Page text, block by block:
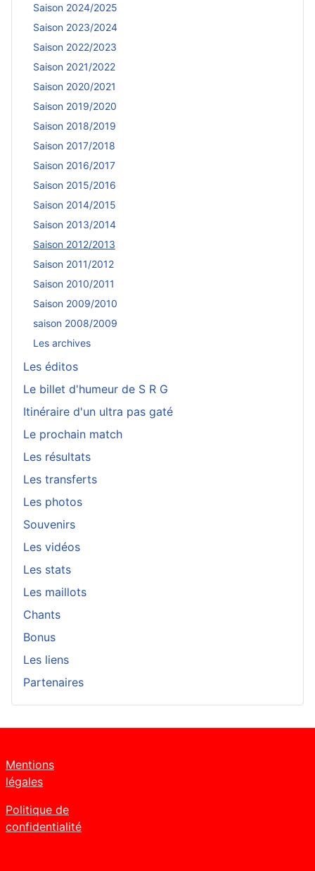
Saison 2024/2025
Saison 2023/2024
Saison 2022/2023
Saison 2021/2022
Saison 2020/2021
Saison 2019/2020
Saison 2018/2019
Saison 2017/2018
Saison 2016/2017
Saison 2015/2016
Saison 2014/2015
Saison 2013/2014
Saison 2012/2013
Saison 2011/2012
Saison 2010/2011
Saison 2009/2010
saison 2008/2009
Les archives
Les éditos
Le billet d'humeur de S R G
Itinéraire d'un ultra pas gaté
Le prochain match
Les résultats
Les transferts
Les photos
Souvenirs
Les vidéos
Les stats
Les maillots
Chants
Bonus
Les liens
Partenaires
Mentions
légales
Politique de
confidentialité